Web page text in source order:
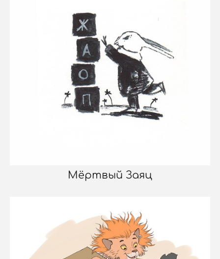
Мёртвый Заяц